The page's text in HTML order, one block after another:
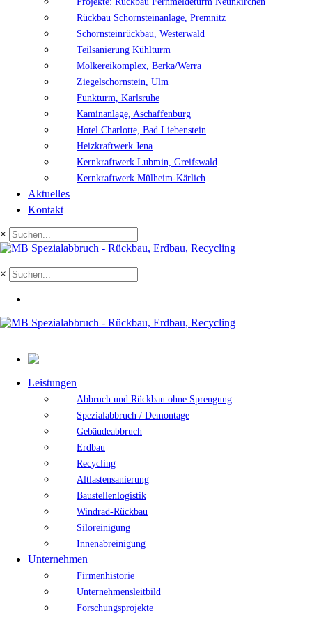
Rückbau Schornsteinanlage, Premnitz
Schornsteinrückbau, Westerwald
Teilsanierung Kühlturm
Molkereikomplex, Berka/Werra
Ziegelschornstein, Ulm
Funkturm, Karlsruhe
Kaminanlage, Aschaffenburg
Hotel Charlotte, Bad Liebenstein
Heizkraftwerk Jena
Kernkraftwerk Lubmin, Greifswald
Kernkraftwerk Mülheim-Kärlich
Aktuelles
Kontakt
×
×
Leistungen
Abbruch und Rückbau ohne Sprengung
Spezialabbruch / Demontage
Gebäudeabbruch
Erdbau
Recycling
Altlastensanierung
Baustellenlogistik
Windrad-Rückbau
Siloreinigung
Innenabreinigung
Unternehmen
Firmenhistorie
Unternehmensleitbild
Forschungsprojekte